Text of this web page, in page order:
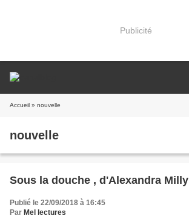
Publicité
Accueil » nouvelle
nouvelle
Sous la douche , d'Alexandra Milly
Publié le 22/09/2018 à 16:45
Par Mel lectures